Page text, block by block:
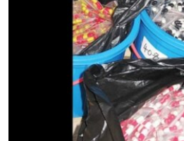
အစ္စရေး-ပါလက်စတိုင်း
အင်္ဂလိပ်စာလေ့လာမယ်
အမေရိကန်သုံးအီဒီယံ
မကြေးမုံရဲ့ အင်္ဂလိပ်စာ
ရုပ်ရှင်ထဲက အင်္ဂလိပ်စာ
သုတပဒေသာ အင်္ဂလိပ်စာ
အပတ်စဉ်ကဏ္ဍများ
ရေဒီယိုနှင့်ရုပ်သံ အချက်အလက်များ
ရေဒီယို/တီဗွီအစီအစဉ်
Learning English